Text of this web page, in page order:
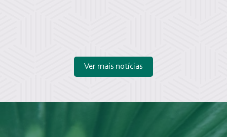
Ver mais notícias